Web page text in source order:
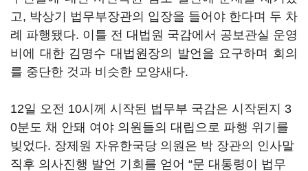
고, 박상기 법무부장관의 입장을 들어야 한다며 두 차
례 파행됐다. 이틀 전 대법원 국감에서 공보관실 운영
비에 대한 김명수 대법원장의 발언을 요구하며 회의
를 중단한 것과 비슷한 모양새다.
12일 오전 10시께 시작된 법무부 국감은 시작된지 3
0분도 채 안돼 여야 의원들의 대립으로 파행 위기를
빚었다. 장제원 자유한국당 의원은 박 장관의 인사말
직후 의사진행 발언 기회를 얻어 “문 대통령이 법무